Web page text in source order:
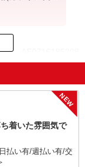
ID：AE0716185208
NEW
着いた雰囲気で
払い有/週払い有/交